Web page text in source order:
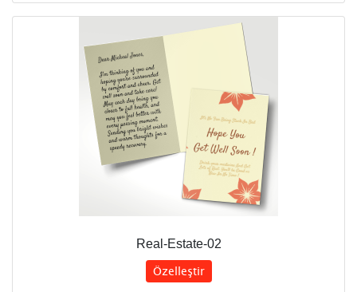
Real-Estate-02
Özelleştir